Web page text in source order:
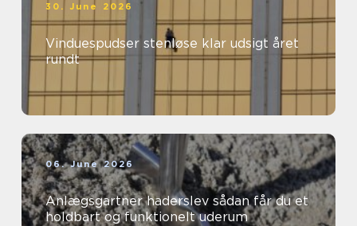
30. June 2026
Vinduespudser stenløse klar udsigt året
rundt
06. June 2026
Anlægsgartner haderslev sådan får du et
holdbart og funktionelt uderum